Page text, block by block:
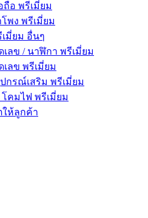
อ พรีเมี่ยม
พง พรีเมี่ยม
มี่ยม อื่นๆ
เลข / นาฬิกา พรีเมี่ยม
เลข พรีเมี่ยม
กรณ์เสริม พรีเมี่ยม
คมไฟ พรีเมี่ยม
ให้ลูกค้า